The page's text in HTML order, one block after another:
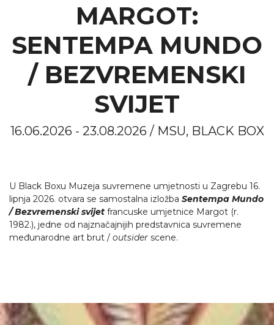
MARGOT:
SENTEMPA MUNDO
/ BEZVREMENSKI
SVIJET
16.06.2026 - 23.08.2026 / MSU, BLACK BOX
U Black Boxu Muzeja suvremene umjetnosti u Zagrebu 16.
lipnja 2026. otvara se samostalna izložba Sentempa Mundo
/ Bezvremenski svijet francuske umjetnice Margot (r.
1982.), jedne od najznačajnijih predstavnica suvremene
međunarodne art brut / outsider scene.